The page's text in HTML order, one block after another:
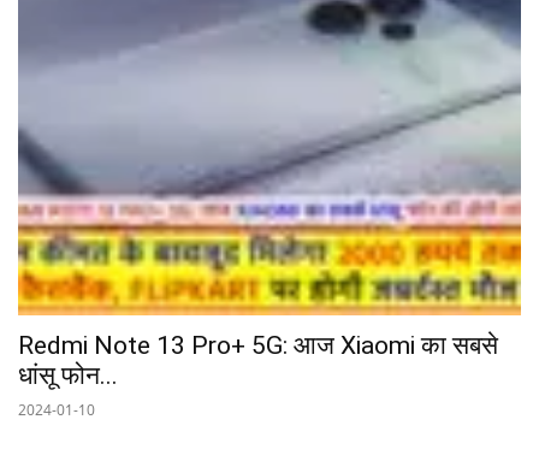
Redmi Note 13 Pro+ 5G: आज Xiaomi का सबसे
धांसू फोन...
2024-01-10